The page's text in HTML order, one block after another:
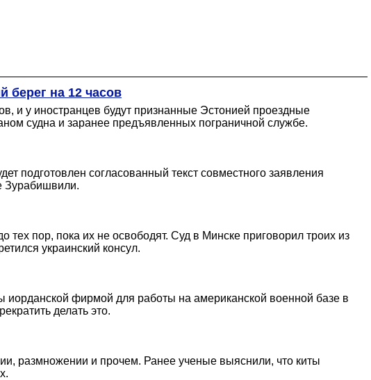
берег на 12 часов
и у иностранцев будут признанные Эстонией проездные
судна и заранее предъявленных пограничной службе.
подготовлен согласованный текст совместного заявления
Зурабишвили.
пор, пока их не освободят. Суд в Минске приговорил троих из
украинский консул.
иорданской фирмой для работы на американской военной базе в
делать это.
размножении и прочем. Ранее ученые выяснили, что киты